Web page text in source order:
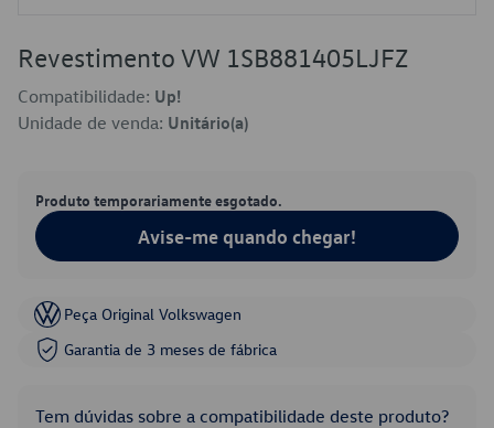
Revestimento VW 1SB881405LJFZ
Compatibilidade: Up!
Unidade de venda: Unitário(a)
Produto temporariamente esgotado.
Avise-me quando chegar!
Peça Original Volkswagen
Garantia de 3 meses de fábrica
Tem dúvidas sobre a compatibilidade deste produto?